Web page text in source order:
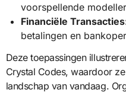
voorspellende
Financiële
betalingen en
Deze toepassingen
Crystal Codes, waardoor
landschap van vandaag.